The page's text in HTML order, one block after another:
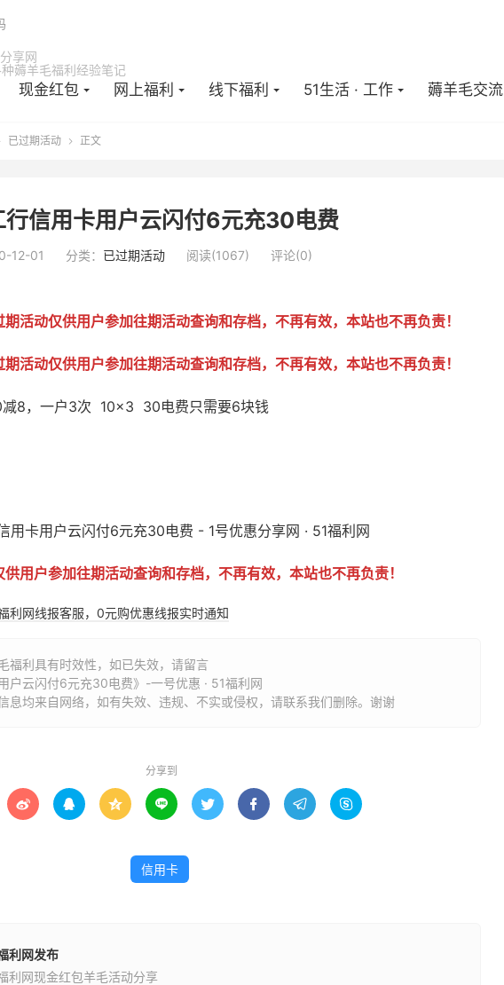
享网
薅羊毛福利经验笔记
现金红包 网上福利 线下福利 51生活 · 工作 薅羊毛交流
已过期活动  正文
行信用卡用户云闪付6元充30电费
12-01 分类： 已过期活动 阅读(1067) 评论(0)
活动仅供用户参加往期活动查询和存档，不再有效，本站也不再负责！
活动仅供用户参加往期活动查询和存档，不再有效，本站也不再负责！
减8，一户3次 10×3 30电费只需要6块钱
用户参加往期活动查询和存档，不再有效，本站也不再负责！
利网线报客服，0元购优惠线报实时通知
福利具有时效性，如已失效，请留言
户云闪付6元充30电费》-一号优惠 · 51福利网
息均来自网络，如有失效、违规、不实或侵权，请联系我们删除。谢谢
分享到
       
信用卡
利网发布
利网现金红包羊毛活动分享